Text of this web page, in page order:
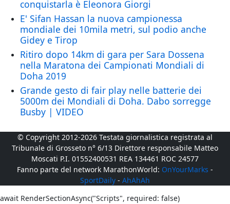
conquistarla è Eleonora Giorgi
E' Sifan Hassan la nuova campionessa
mondiale dei 10mila metri, sul podio anche
Gidey e Tirop
Ritiro dopo 14km di gara per Sara Dossena
nella Maratona dei Campionati Mondiali di
Doha 2019
Grande gesto di fair play nelle batterie dei
5000m dei Mondiali di Doha. Dabo sorregge
Busby | VIDEO
© Copyright 2012-2026 Testata giornalistica registrata al
Tribunale di Grosseto n° 6/13 Direttore responsabile Matteo
Moscati P.I. 01552400531 REA 134461 ROC 24577
Fanno parte del network MarathonWorld: OnYourMarks -
SportDaily - AhAhAh
await RenderSectionAsync("Scripts", required: false)